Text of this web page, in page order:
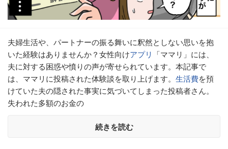
夫婦生活や、パートナーの振る舞いに釈然としない思いを抱
いた経験はありませんか？女性向けアプリ
「ママリ」には、
夫に対する困惑や憤りの声が寄せられています。本記事で
は、ママリに投稿された体験談を取り上げます。 生活費を預
けていた夫の隠された事実に気づいてしまった投稿者さん。
失われた多額のお金の
続きを読む